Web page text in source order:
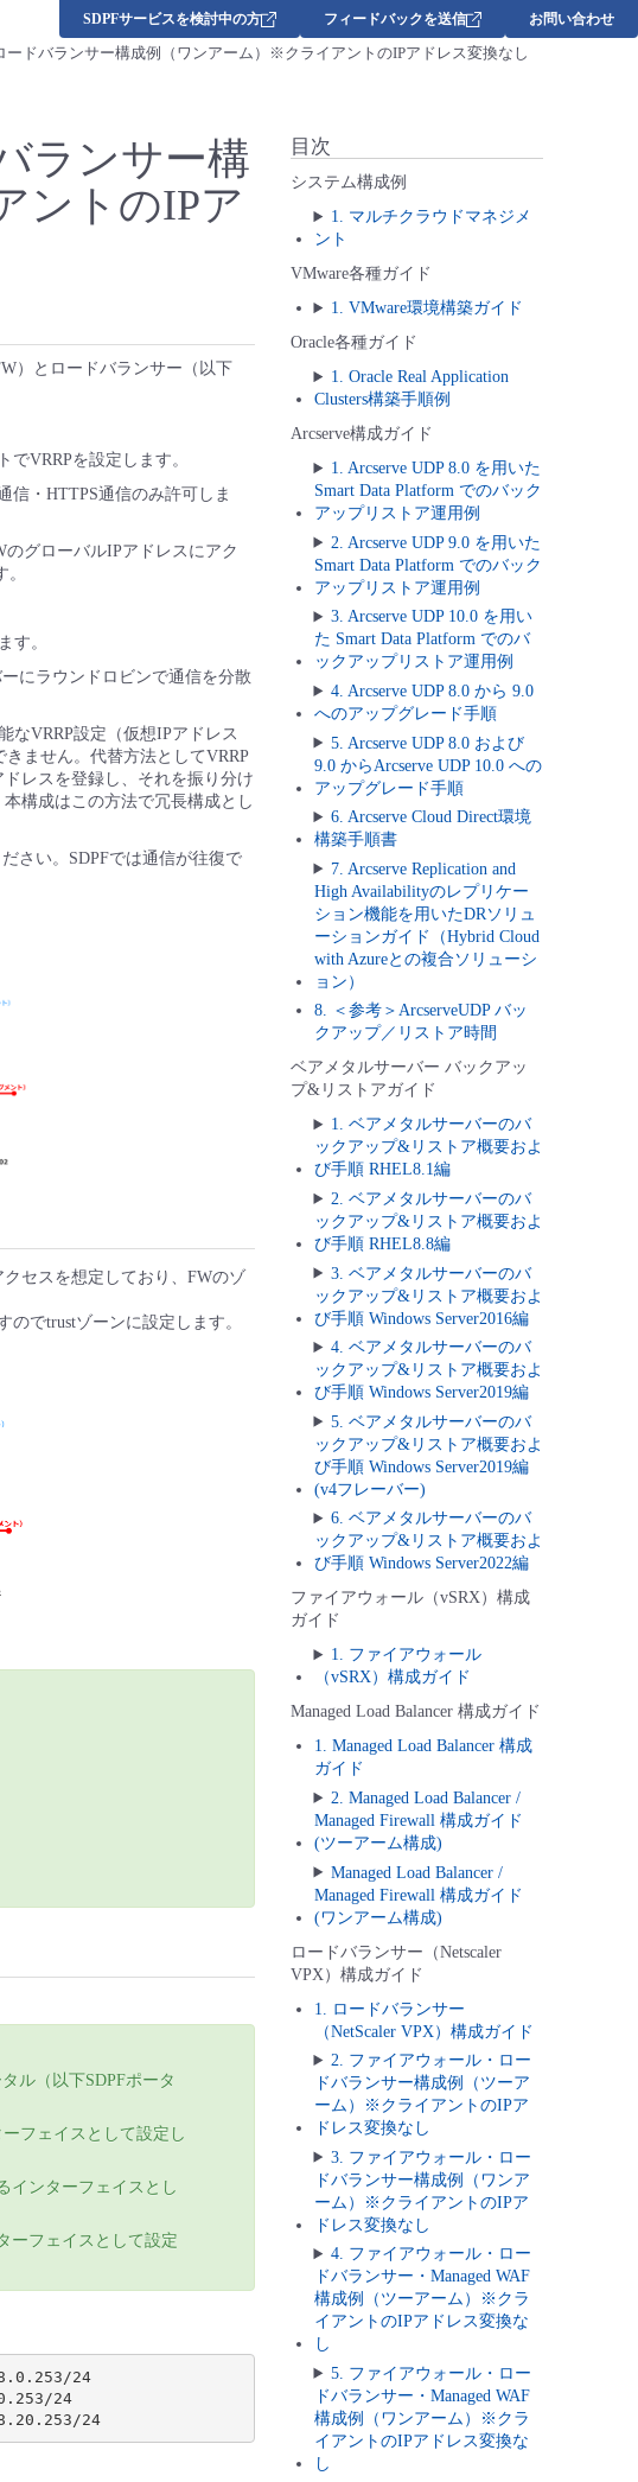
SDPFサービスを検討中の方 フィードバックを送信 お問い合わせ
ードバランサー構成例（ワンアーム）※クライアントのIPアドレス変換なし
ランサー構
ントのIPア
）とロードバランサー（以下
VRRPを設定します。
信・HTTPS通信のみ許可しま
グローバルIPアドレスにアク
す。
にラウンドロビンで通信を分散
なVRRP設定（仮想IPアドレス
ません。代替方法としてVRRP
レスを登録し、それを振り分け
構成はこの方法で冗長構成とし
さい。SDPFでは通信が往復で
セスを想定しており、FWのゾ
でtrustゾーンに設定します。
ル（以下SDPFポータ
フェイスとして設定し
インターフェイスとし
ーフェイスとして設定
24
24
# set interfaces ge-0/0/3 unit 0 family inet address 192.168.20.253/24
目次
システム構成例
1. マルチクラウドマネジメ
ント
VMware各種ガイド
1. VMware環境構築ガイド
Oracle各種ガイド
1. Oracle Real Application
Clusters構築手順例
Arcserve構成ガイド
1. Arcserve UDP 8.0 を用いた
Smart Data Platform でのバック
アップリストア運用例
2. Arcserve UDP 9.0 を用いた
Smart Data Platform でのバック
アップリストア運用例
3. Arcserve UDP 10.0 を用い
た Smart Data Platform でのバ
ックアップリストア運用例
4. Arcserve UDP 8.0 から 9.0
へのアップグレード手順
5. Arcserve UDP 8.0 および
9.0 からArcserve UDP 10.0 への
アップグレード手順
6. Arcserve Cloud Direct環境
構築手順書
7. Arcserve Replication and
High Availabilityのレプリケー
ション機能を用いたDRソリュ
ーションガイド（Hybrid Cloud
with Azureとの複合ソリューシ
ョン）
8. ＜参考＞ArcserveUDP バッ
クアップ／リストア時間
ベアメタルサーバー バックアッ
プ&リストアガイド
1. ベアメタルサーバーのバ
ックアップ&リストア概要およ
び手順 RHEL8.1編
2. ベアメタルサーバーのバ
ックアップ&リストア概要およ
び手順 RHEL8.8編
3. ベアメタルサーバーのバ
ックアップ&リストア概要およ
び手順 Windows Server2016編
4. ベアメタルサーバーのバ
ックアップ&リストア概要およ
び手順 Windows Server2019編
5. ベアメタルサーバーのバ
ックアップ&リストア概要およ
び手順 Windows Server2019編
(v4フレーバー)
6. ベアメタルサーバーのバ
ックアップ&リストア概要およ
び手順 Windows Server2022編
ファイアウォール（vSRX）構成
ガイド
1. ファイアウォール
（vSRX）構成ガイド
Managed Load Balancer 構成ガイド
1. Managed Load Balancer 構成
ガイド
2. Managed Load Balancer /
Managed Firewall 構成ガイド
(ツーアーム構成)
Managed Load Balancer /
Managed Firewall 構成ガイド
(ワンアーム構成)
ロードバランサー（Netscaler
VPX）構成ガイド
1. ロードバランサー
（NetScaler VPX）構成ガイド
2. ファイアウォール・ロー
ドバランサー構成例（ツーア
ーム）※クライアントのIPア
ドレス変換なし
3. ファイアウォール・ロー
ドバランサー構成例（ワンア
ーム）※クライアントのIPア
ドレス変換なし
4. ファイアウォール・ロー
ドバランサー・Managed WAF
構成例（ツーアーム）※クラ
イアントのIPアドレス変換な
し
5. ファイアウォール・ロー
ドバランサー・Managed WAF
構成例（ワンアーム）※クラ
イアントのIPアドレス変換な
し